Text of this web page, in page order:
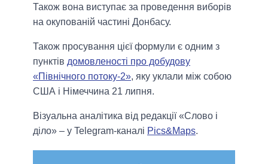
Також вона виступає за проведення виборів
на окупованій частині Донбасу.
Також просування цієї формули є одним з
пунктів домовленості про добудову
«Північного потоку-2», яку уклали між собою
США і Німеччина 21 липня.
Візуальна аналітика від редакції «Слово і
діло» – у Telegram-каналі Pics&Maps.